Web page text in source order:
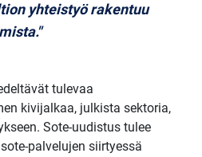
yhteistyö rakentuu
tulevaa
kivijalkaa, julkista sektoria,
Sote-uudistus tulee
palvelujen siirtyessä